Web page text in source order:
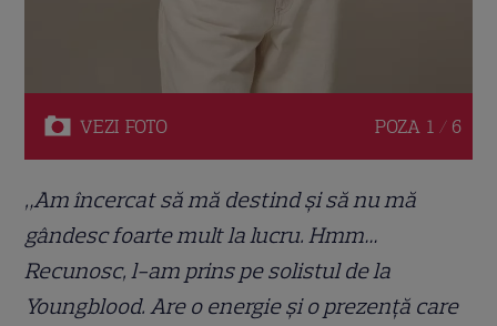
VEZI FOTO POZA 1 / 6
„Am încercat să mă destind și să nu mă
gândesc foarte mult la lucru. Hmm…
Recunosc, l-am prins pe solistul de la
Youngblood. Are o energie și o prezență care